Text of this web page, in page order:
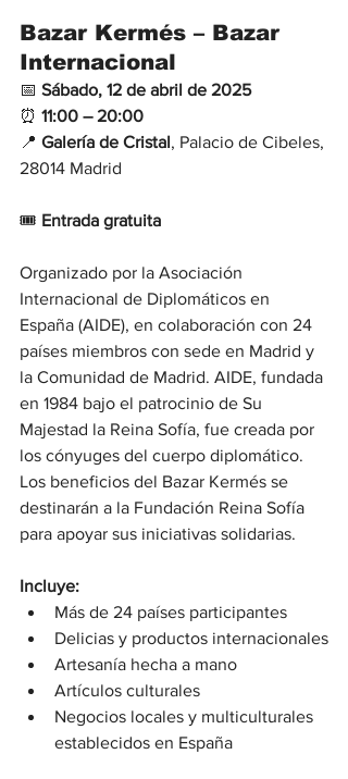
Bazar Kermés – Bazar
Internacional
📅 Sábado, 12 de abril de 2025
⏰ 11:00 – 20:00
📍 Galería de Cristal, Palacio de Cibeles,
28014 Madrid
🎟 Entrada gratuita
Organizado por la Asociación
Internacional de Diplomáticos en
España (AIDE), en colaboración con 24
países miembros con sede en Madrid y
la Comunidad de Madrid. AIDE, fundada
en 1984 bajo el patrocinio de Su
Majestad la Reina Sofía, fue creada por
los cónyuges del cuerpo diplomático.
Los beneficios del Bazar Kermés se
destinarán a la Fundación Reina Sofía
para apoyar sus iniciativas solidarias.
Incluye:
Más de 24 países participantes
Delicias y productos internacionales
Artesanía hecha a mano
Artículos culturales
Negocios locales y multiculturales
establecidos en España